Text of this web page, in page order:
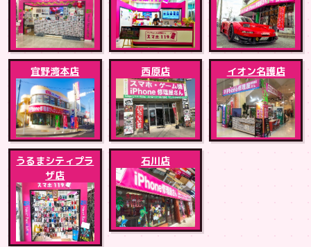
宜野湾本店 西原店 イオン名護店
うるまシティプラ
ザ店
石川店